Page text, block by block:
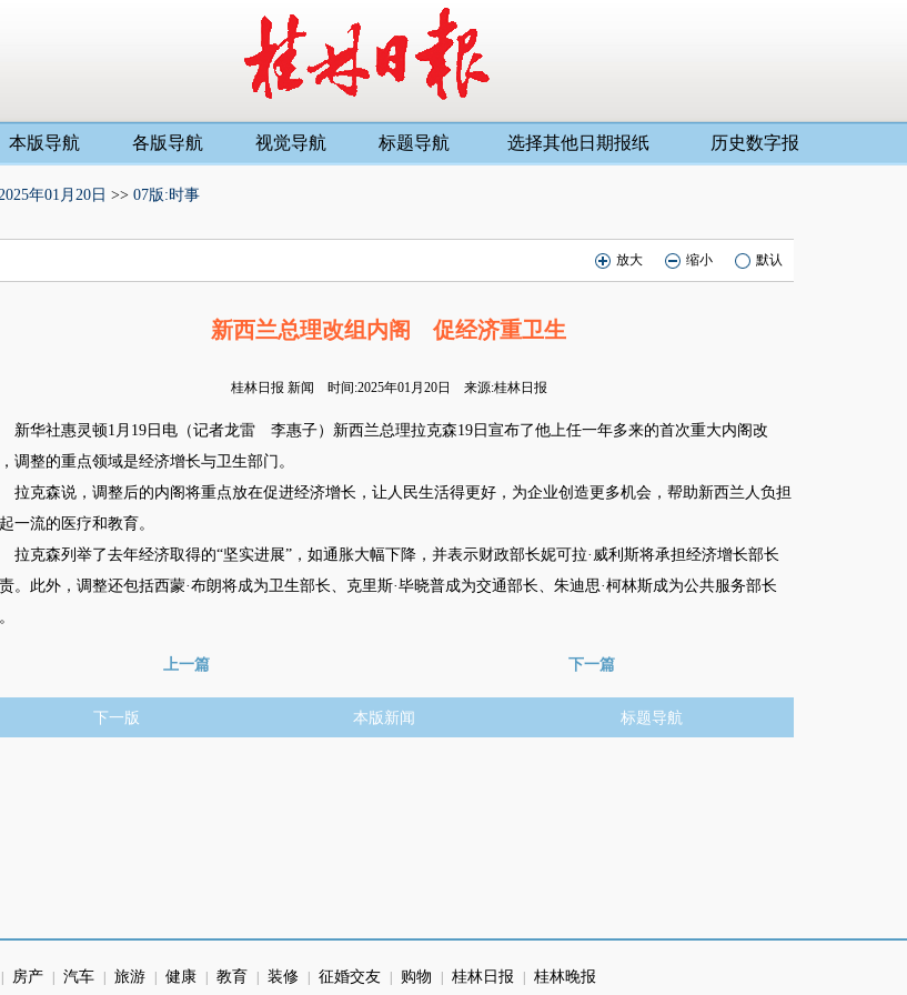
本版导航 各版导航 视觉导航 标题导航 选择其他日期报纸 历史数字报
年01月20日 >> 07版:时事
放大 缩小 默认
新西兰总理改组内阁 促经济重卫生
桂林日报 新闻 时间:2025年01月20日 来源:桂林日报
华社惠灵顿1月19日电（记者龙雷 李惠子）新西兰总理拉克森19日宣布了他上任一年多来的首次重大内阁改
调整的重点领域是经济增长与卫生部门。
克森说，调整后的内阁将重点放在促进经济增长，让人民生活得更好，为企业创造更多机会，帮助新西兰人负担
一流的医疗和教育。
克森列举了去年经济取得的“坚实进展”，如通胀大幅下降，并表示财政部长妮可拉·威利斯将承担经济增长部长
。此外，调整还包括西蒙·布朗将成为卫生部长、克里斯·毕晓普成为交通部长、朱迪思·柯林斯成为公共服务部长
上一篇 下一篇
下一版 本版新闻 标题导航
房产 汽车 旅游 健康 教育 装修 征婚交友 购物 桂林日报 桂林晚报